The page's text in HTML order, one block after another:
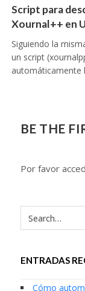
Script para
Xournal++ en
Siguiendo la
un script
automáticamente
BE THE
Por favor
ENTRADAS
Cómo